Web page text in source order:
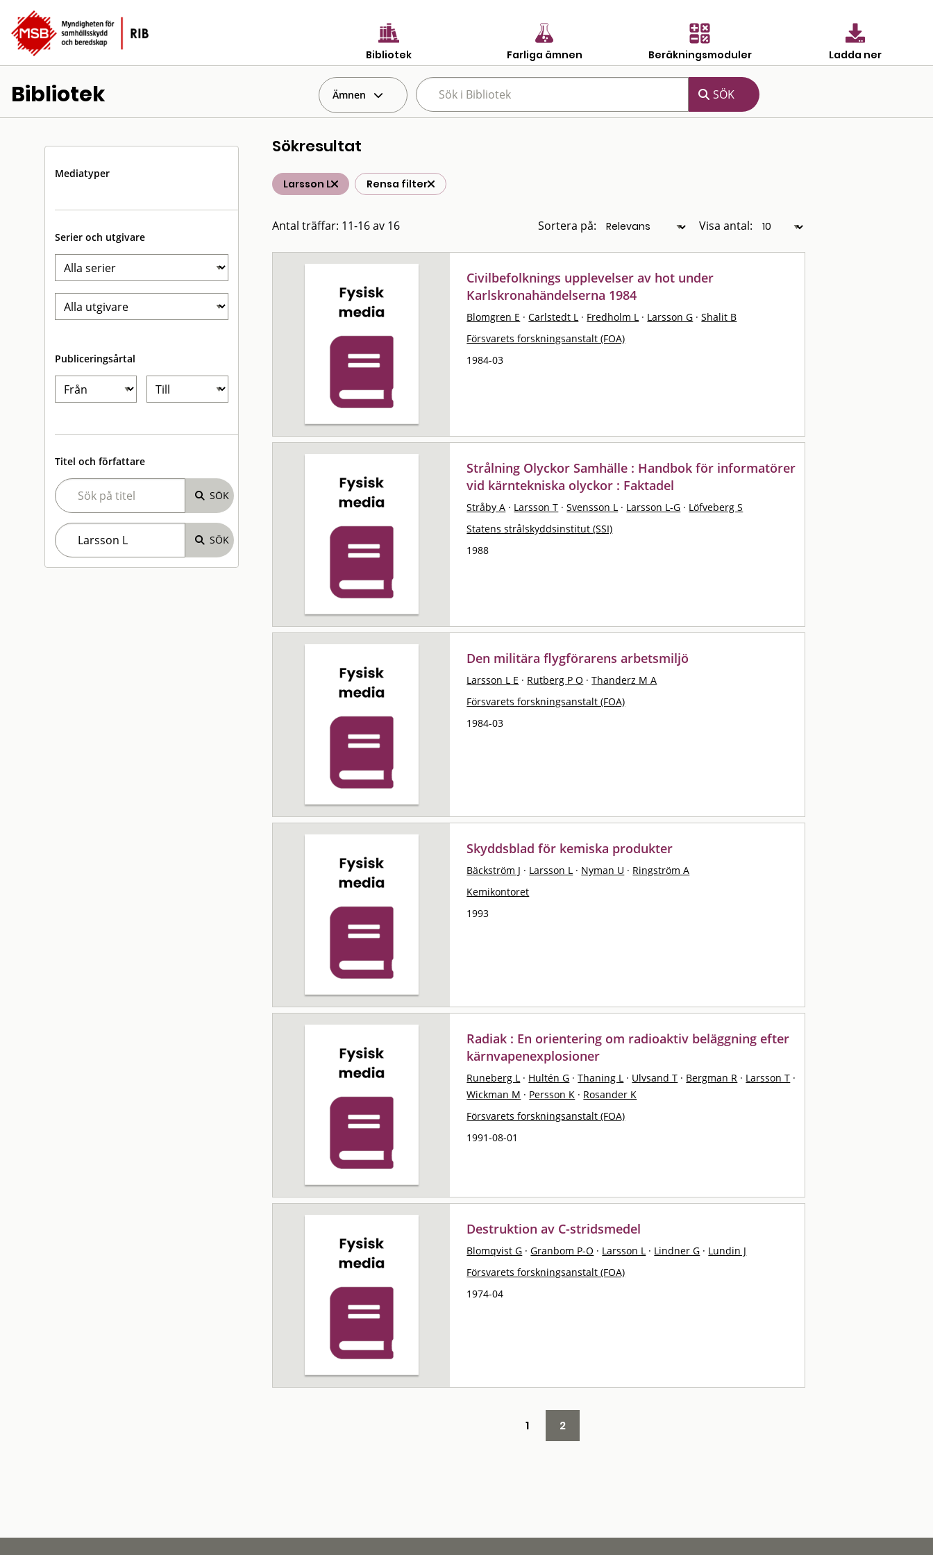
Bibliotek Farliga ämnen Beräkningsmoduler Ladda ner
Bibliotek Ämnen
Mediatyper
Serier och utgivare
Publiceringsårtal
Titel och författare
Sökresultat
Larsson L Rensa filter
Antal träffar: 11-16 av 16 Sortera på: Visa antal:
Civilbefolknings upplevelser av hot under
Karlskronahändelserna 1984
Blomgren E · Carlstedt L · Fredholm L · Larsson G · Shalit B
Försvarets forskningsanstalt (FOA)
1984-03
Strålning Olyckor Samhälle : Handbok för informatörer
vid kärntekniska olyckor : Faktadel
Stråby A · Larsson T · Svensson L · Larsson L-G · Löfveberg S
Statens strålskyddsinstitut (SSI)
1988
Den militära flygförarens arbetsmiljö
Larsson L E · Rutberg P O · Thanderz M A
Försvarets forskningsanstalt (FOA)
1984-03
Skyddsblad för kemiska produkter
Bäckström J · Larsson L · Nyman U · Ringström A
Kemikontoret
1993
Radiak : En orientering om radioaktiv beläggning efter
kärnvapenexplosioner
Runeberg L · Hultén G · Thaning L · Ulvsand T · Bergman R · Larsson T ·
Wickman M · Persson K · Rosander K
Försvarets forskningsanstalt (FOA)
1991-08-01
Destruktion av C-stridsmedel
Blomqvist G · Granbom P-O · Larsson L · Lindner G · Lundin J
Försvarets forskningsanstalt (FOA)
1974-04
1 2